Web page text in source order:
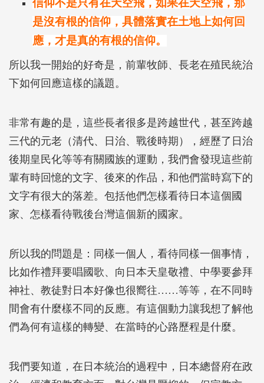
信仰不是只有在天空飛，如果在天空飛，那
是沒有根的信仰，具體落實在土地上如何回
應，才是真的有根的信仰。
所以我一開始的好奇是，前輩牧師、長老在殖民統治
下如何回應這樣的議題。
非常有趣的是，這些長者很多是跨越世代，甚至跨越
三代的元老（清代、日治、戰後時期），經歷了日治
後期皇民化等等有關國族的運動，我們會發現這些前
輩有時回憶的文字、後來的作品，和他們當時寫下的
文字有很大的落差。包括他們怎樣看待日本這個國
家、怎樣看待戰後台灣這個新的國家。
所以我的問題是：同樣一個人，看待同樣一個事情，
比如作禮拜要唱國歌、向日本天皇敬禮、中學要參拜
神社、教徒對日本好像也很嚮往……等等，在不同時
間會有什麼樣不同的反應。有這個動力讓我想了解他
們為何有這樣的轉變、在當時的心路歷程是什麼。
我們要知道，在日本統治的過程中，日本總督府在政